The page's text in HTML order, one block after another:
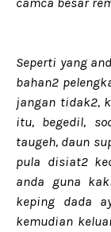
Seperti yang
bahan2
jangan tidak2,
itu, begedil,
taugeh, daun
pula disiat2
anda guna
keping dada
kemudian